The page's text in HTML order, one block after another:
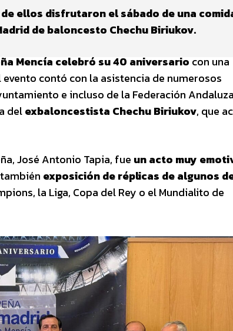
ellos disfrutaron el sábado de una
de baloncesto Chechu Biriukov.
Mencía celebró su 40 aniversario con una
contó con la asistencia de numerosos
e incluso de la Federación
delexbaloncestista Chechu Biriukov, que
José Antonio Tapia, fue un acto muy
exposición de réplicas de algunos
la Liga, Copa del Rey o el Mundialito de